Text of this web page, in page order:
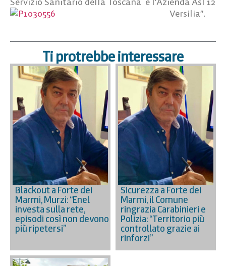
Versilia”.
Ti protrebbe interessare
Blackout a Forte dei
Marmi, Murzi: “Enel
investa sulla rete,
episodi così non devono
più ripetersi”
Sicurezza a Forte dei
Marmi, il Comune
ringrazia Carabinieri e
Polizia: “Territorio più
controllato grazie ai
rinforzi”